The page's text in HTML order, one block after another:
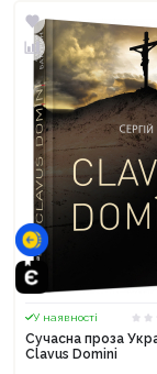
У наявності
Сучасна проза
Clavus Domini